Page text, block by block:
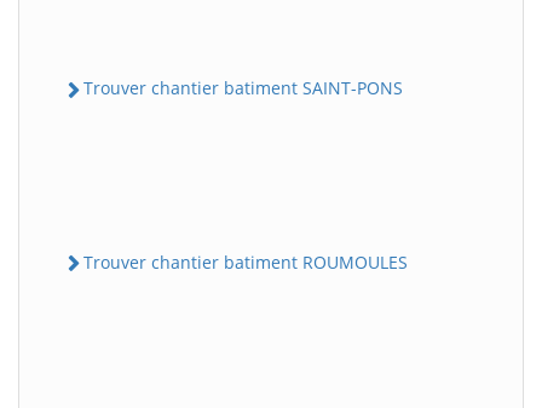
Trouver chantier batiment SAINT-PONS
Trouver chantier batiment ROUMOULES